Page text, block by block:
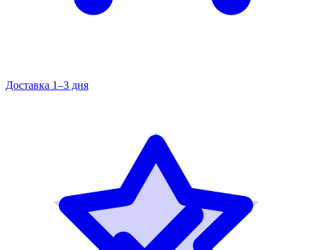
Доставка 1–3 дня